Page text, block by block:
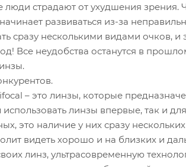
люди страдают от ухудшения зрения.
развиваться из-за
сразу несколькими видами очков,
Все неудобства останутся в
– это линзы, которые
линзы впервые, так и
это наличие у них сразу
видеть хорошо и на близких и
линз, ультрасовременную